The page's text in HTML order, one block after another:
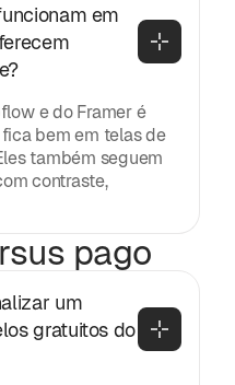
em
e do Framer é
bem em telas de
também seguem
contraste,
pago
um
gratuitos do